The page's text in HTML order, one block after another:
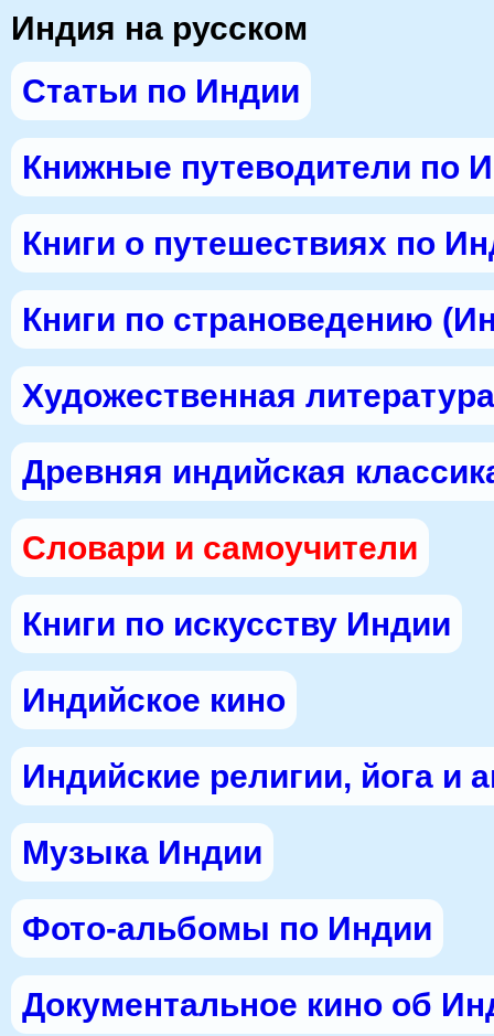
Индия на русском
Статьи по Индии
Книжные путеводители по
Книги о путешествиях по
Книги по страноведению
Художественная
Древняя индийская
Словари и самоучители
Книги по искусству Индии
Индийское кино
Индийские религии, йога и
Музыка Индии
Фото-альбомы по Индии
Документальное кино об